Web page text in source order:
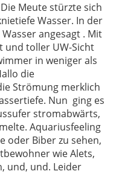
Meute stürzte sich
Wasser. In der
angesagt . Mit
und toller UW-Sicht
in weniger als
die
Strömung merklich
Nun ging es
stromabwärts,
Aquariusfeeling
oder Biber zu sehen,
wie Alets,
und, und. Leider